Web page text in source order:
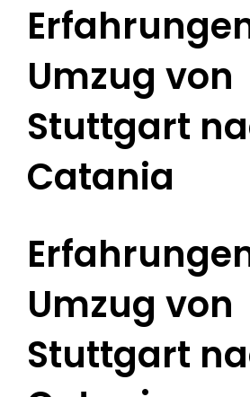
Umzug von
Stuttgart
Catania
Umzug von
Stuttgart